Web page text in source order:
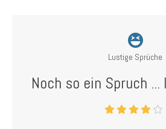
Lustige Sprüche
Noch so ein Spruch